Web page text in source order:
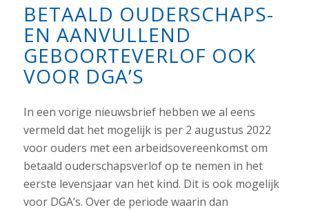
BETAALD OUDERSCHAPS-
EN AANVULLEND
GEBOORTEVERLOF OOK
VOOR DGA’S
In een vorige nieuwsbrief hebben we al eens
vermeld dat het mogelijk is per 2 augustus 2022
voor ouders met een arbeidsovereenkomst om
betaald ouderschapsverlof op te nemen in het
eerste levensjaar van het kind. Dit is ook mogelijk
voor DGA’s. Over de periode waarin dan